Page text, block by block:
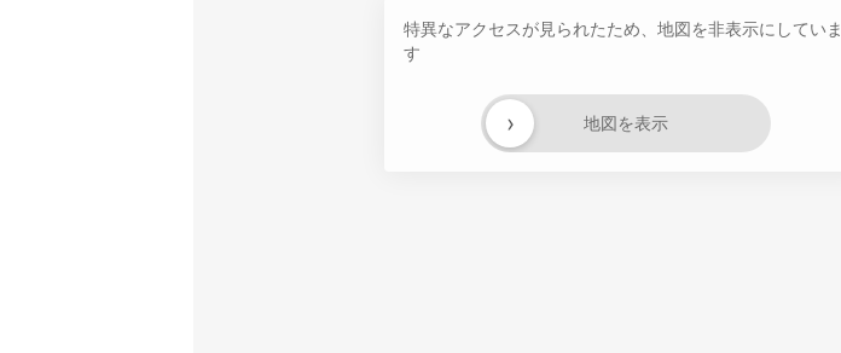
特異なアクセスが見られたため、地図を非表示にしていま
す
地図を表示
›